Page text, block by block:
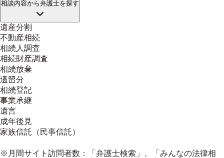
相談内容から弁護士を探す
遺産分割
不動産相続
相続人調査
相続財産調査
相続放棄
遺留分
相続登記
事業承継
遺言
成年後見
家族信託（民事信託）
※月間サイト訪問者数：「弁護士検索」、「みんなの法律相